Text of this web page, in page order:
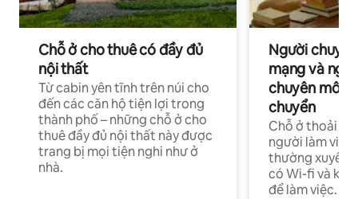
Chỗ ở cho thuê có đầy đủ
nội thất
Từ cabin yên tĩnh trên núi cho
đến các căn hộ tiện lợi trong
thành phố – những chỗ ở cho
thuê đầy đủ nội thất này được
trang bị mọi tiện nghi như ở
nhà.
Người
mạng và
chuyên môn
chuyển
Chỗ ở thoải
người làm việc
thường xuyên
có Wi-fi và
để làm việc.